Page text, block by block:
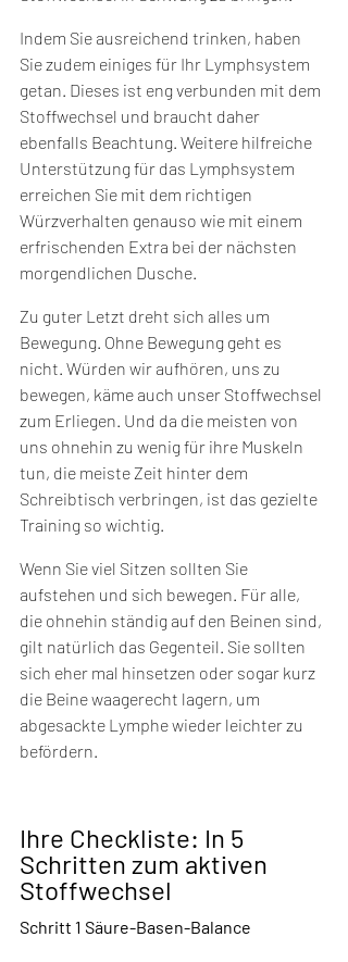
Indem Sie ausreichend trinken, haben
Sie zudem einiges für Ihr Lymphsystem
getan. Dieses ist eng verbunden mit dem
Stoffwechsel und braucht daher
ebenfalls Beachtung. Weitere hilfreiche
Unterstützung für das Lymphsystem
erreichen Sie mit dem richtigen
Würzverhalten genauso wie mit einem
erfrischenden Extra bei der nächsten
morgendlichen Dusche.
Zu guter Letzt dreht sich alles um
Bewegung. Ohne Bewegung geht es
nicht. Würden wir aufhören, uns zu
bewegen, käme auch unser Stoffwechsel
zum Erliegen. Und da die meisten von
uns ohnehin zu wenig für ihre Muskeln
tun, die meiste Zeit hinter dem
Schreibtisch verbringen, ist das gezielte
Training so wichtig.
Wenn Sie viel Sitzen sollten Sie
aufstehen und sich bewegen. Für alle,
die ohnehin ständig auf den Beinen sind,
gilt natürlich das Gegenteil. Sie sollten
sich eher mal hinsetzen oder sogar kurz
die Beine waagerecht lagern, um
abgesackte Lymphe wieder leichter zu
befördern.
Ihre Checkliste: In 5
Schritten zum aktiven
Stoffwechsel
Schritt 1 Säure-Basen-Balance